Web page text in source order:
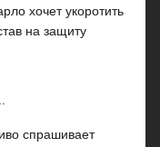
хочет укоротить
на защиту
спрашивает